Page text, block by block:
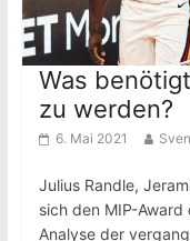
Was
zu werden?
6. Mai 2021
Julius Randle,
sich den MIP-Award
Analyse der